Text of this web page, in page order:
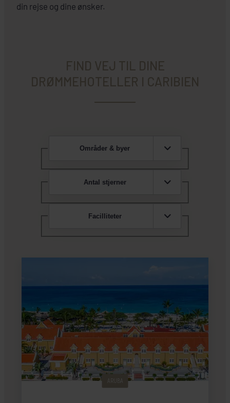
din rejse og dine ønsker.
FIND VEJ TIL DINE
DRØMMEHOTELLER I CARIBIEN
Områder & byer
Antal stjerner
Facilliteter
ARUBA